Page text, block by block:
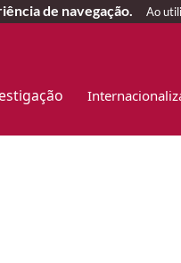
de navegação. Ao